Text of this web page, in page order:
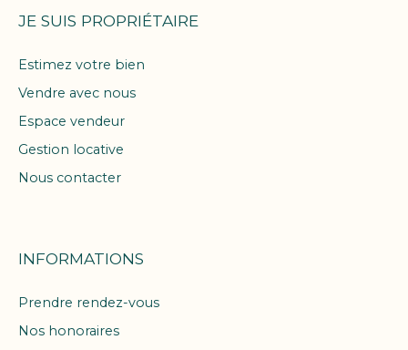
JE SUIS PROPRIÉTAIRE
Estimez votre bien
Vendre avec nous
Espace vendeur
Gestion locative
Nous contacter
INFORMATIONS
Prendre rendez-vous
Nos honoraires